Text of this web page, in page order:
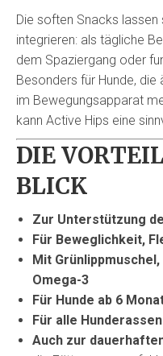
Die soften Snacks lassen
integrieren: als tägliche
dem Spaziergang oder
Besonders für Hunde,
im Bewegungsapparat
kann Active Hips eine
DIE
BLICK
Zur Unterstützung
Für Beweglichkeit,
Mit
Omega-3
Für Hunde ab 6
Für alle
Auch zur